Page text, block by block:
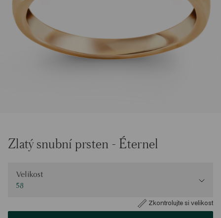
Zlatý snubní prsten - Éternel
Velikost
58
Zkontrolujte si velikost